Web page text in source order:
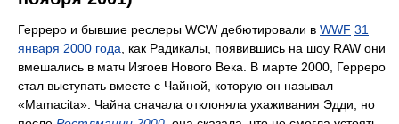
Герреро и бывшие реслеры WCW дебютировали в WWF 31
января 2000 года , как Радикалы, появившись на шоу RAW они
вмешались в матч Изгоев Нового Века. В марте 2000, Герреро
стал выступать вместе с Чайной, которую он называл
«Mamacita». Чайна сначала отклоняла ухаживания Эдди, но